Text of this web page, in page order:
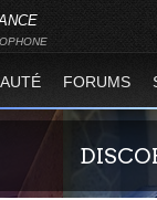
FORUMS